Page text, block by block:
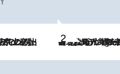
3 Hours Ago
《北欧の人々の幸福度が高いのは…》元デンマーク親善大使が出会った“心が満たされる暮らし”「いいかげんにヒュッゲしなさい！」